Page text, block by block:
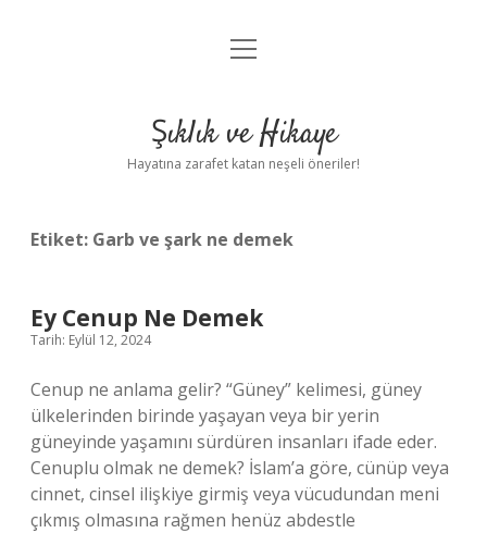
Anasayfa
Yasal Uyarı
menüyü
Şıklık ve Hikaye
Hayatına zarafet katan neşeli öneriler!
Etiket: Garb ve şark ne demek
Ey Cenup Ne Demek
Tarih: Eylül 12, 2024
Cenup ne anlama gelir? “Güney” kelimesi, güney
ülkelerinden birinde yaşayan veya bir yerin
güneyinde yaşamını sürdüren insanları ifade eder.
Cenuplu olmak ne demek? İslam’a göre, cünüp veya
cinnet, cinsel ilişkiye girmiş veya vücudundan meni
çıkmış olmasına rağmen henüz abdestle